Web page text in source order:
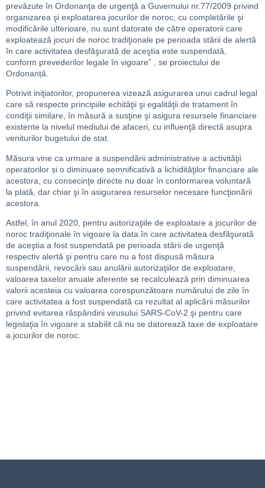
prevăzute în Ordonanţa de urgenţă a Guvernului nr.77/2009 privind
organizarea şi exploatarea jocurilor de noroc, cu completările şi
modificările ulterioare, nu sunt datorate de către operatorii care
exploatează jocuri de noroc tradiţionale pe perioada stării de alertă
în care activitatea desfăşurată de aceştia este suspendată,
conform prevederilor legale în vigoare” , se proiectului de
Ordonanță.
Potrivit iniţiatorilor, propunerea vizează asigurarea unui cadrul legal
care să respecte principiile echităţii şi egalităţii de tratament în
condiţii similare, în măsură a susţine şi asigura resursele financiare
existente la nivelul mediului de afaceri, cu influenţă directă asupra
veniturilor bugetului de stat.
Măsura vine ca urmare a suspendării administrative a activităţii
operatorilor și o diminuare semnificativă a lichidităţilor financiare ale
acestora, cu consecinţe directe nu doar în conformarea voluntară
la plată, dar chiar şi în asigurarea resurselor necesare funcţionării
acestora.
Astfel, în anul 2020, pentru autorizaţiile de exploatare a jocurilor de
noroc tradiţionale în vigoare la data în care activitatea desfăşurată
de aceştia a fost suspendată pe perioada stării de urgenţă
respectiv alertă şi pentru care nu a fost dispusă măsura
suspendării, revocării sau anulării autorizaţiilor de exploatare,
valoarea taxelor anuale aferente se recalculează prin diminuarea
valorii acesteia cu valoarea corespunzătoare numărului de zile în
care activitatea a fost suspendată ca rezultat al aplicării măsurilor
privind evitarea răspândirii virusului SARS-CoV-2 şi pentru care
legislaţia în vigoare a stabilit că nu se datorează taxe de exploatare
a jocurilor de noroc.